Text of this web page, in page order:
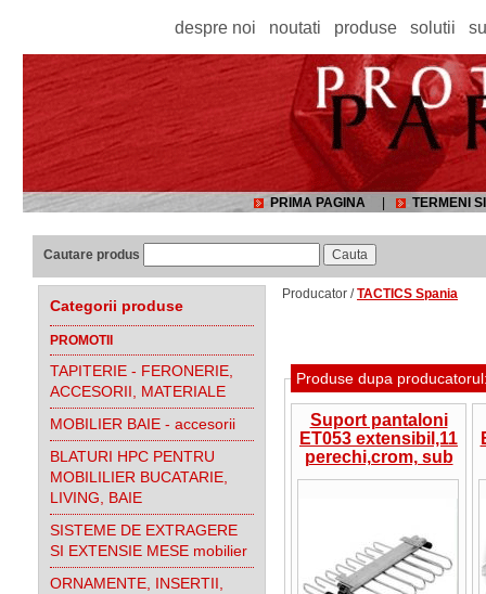
despre noi noutati produse solutii
PRIMA PAGINA TERMENI
Cautare produs
Categorii produse
PROMOTII
TAPITERIE - FERONERIE,
ACCESORII, MATERIALE
MOBILIER BAIE - accesorii
BLATURI HPC PENTRU
MOBILILIER BUCATARIE,
LIVING, BAIE
SISTEME DE EXTRAGERE
SI EXTENSIE MESE mobilier
ORNAMENTE, INSERTII,
Producator /TACTICS Spania
Produse dupa
Suport pantaloni
ET053 extensibil,11
perechi,crom, sub
polita